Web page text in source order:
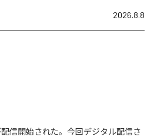
2026.8.8
配信開始された。今回デジタル配信さ